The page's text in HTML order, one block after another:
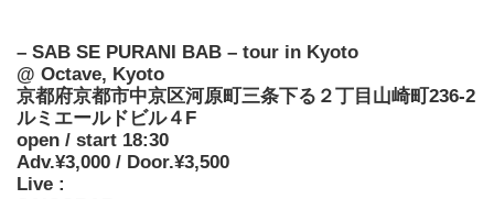
– SAB SE PURANI BAB – tour in Kyoto
@ Octave, Kyoto
京都府京都市中京区河原町三条下る２丁目山崎町236-2
ルミエールドビル４F
open / start 18:30
Adv.¥3,000 / Door.¥3,500
Live :